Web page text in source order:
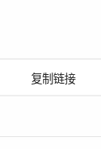
复制链接